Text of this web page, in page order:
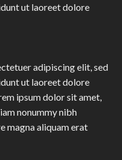
ut laoreet dolore
adipiscing elit, sed
ut laoreet dolore
ipsum dolor sit amet,
nonummy nibh
magna aliquam erat